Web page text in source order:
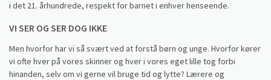
i det 21. århundrede, respekt for barnet i enhver henseende.
VI SER OG SER DOG IKKE
Men hvorfor har vi så svært ved at forstå børn og unge. Hvorfor kører
vi ofte hver på vores skinner og hver i vores eget lille tog forbi
hinanden, selv om vi gerne vil bruge tid og lytte? Lærere og